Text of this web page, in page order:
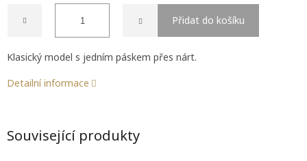
Přidat do košíku
Klasický model s jedním páskem přes nárt.
Detailní informace
Související produkty